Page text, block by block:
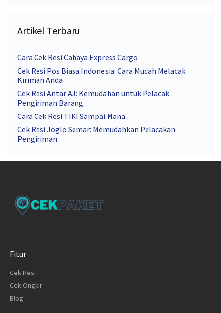
Artikel Terbaru
Cara Cek Resi Cahaya Express Cargo
Cek Resi Pos Biasa Indonesia: Cara Mudah Melacak
Kiriman Anda
Cek Resi Antar AJ: Kemudahan untuk Pelacak
Pengiriman Barang
Cara Cek Resi TIKI Sampai Mana
Cek Resi Joglo Semar: Memudahkan Pelacakan
Pengiriman
Fitur
Cek Resi
Cek Ongkir
Blog